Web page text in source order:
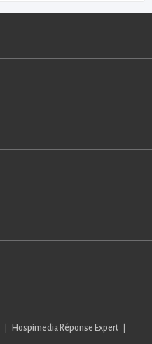
Hospimedia Réponse Expert